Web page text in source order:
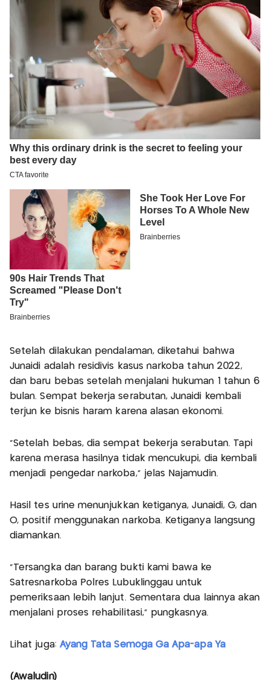
Setelah dilakukan pendalaman, diketahui bahwa
Junaidi adalah residivis kasus narkoba tahun 2022,
dan baru bebas setelah menjalani hukuman 1 tahun 6
bulan. Sempat bekerja serabutan, Junaidi kembali
terjun ke bisnis haram karena alasan ekonomi.
“Setelah bebas, dia sempat bekerja serabutan. Tapi
karena merasa hasilnya tidak mencukupi, dia kembali
menjadi pengedar narkoba,” jelas Najamudin.
Hasil tes urine menunjukkan ketiganya, Junaidi, G, dan
O, positif menggunakan narkoba. Ketiganya langsung
diamankan.
“Tersangka dan barang bukti kami bawa ke
Satresnarkoba Polres Lubuklinggau untuk
pemeriksaan lebih lanjut. Sementara dua lainnya akan
menjalani proses rehabilitasi,” pungkasnya.
Lihat juga: Ayang Tata Semoga Ga Apa-apa Ya
(Awaludin)